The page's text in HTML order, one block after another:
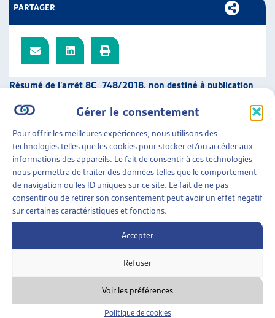
Gérer le consentement
Pour offrir les meilleures expériences, nous utilisons des
technologies telles que les cookies pour stocker et/ou accéder aux
informations des appareils. Le fait de consentir à ces technologies
nous permettra de traiter des données telles que le comportement
de navigation ou les ID uniques sur ce site. Le fait de ne pas
consentir ou de retirer son consentement peut avoir un effet négatif
sur certaines caractéristiques et fonctions.
Accepter
Refuser
Voir les préférences
Politique de cookies
Résumé de l’arrêt 8C_748/2018, non destiné à publication
Madame A., bénéficiaire de l’aide sociale, empêchée de
s’établir à Rorschach : rappel à l’ordre du Tribunal fédéral.
SUR LE MÊME THÈME…
DOSSIER DE VEILLE•ANALYSES D'ARRÊTS
Le Tribunal fédéral a rendu récemment un arrêt sur les
conditions du droit à l’assistance judiciaire pour des
litiges en matière d’aide sociale (Arrêt 8C_8/2022 [...]
PARTAGER